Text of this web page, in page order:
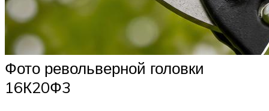
Фото револьверной головки
16К20Ф3